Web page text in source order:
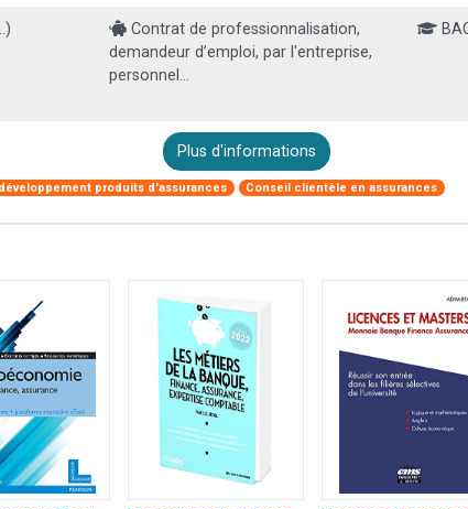
Contrat de professionnalisation,
demandeur d’emploi, par l'entreprise,
personnel...
Plus d'informations
produits d'assurances Conseil clientèle en assurances